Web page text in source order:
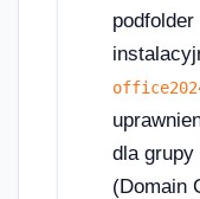
podfolder
dla grupy
(Domain